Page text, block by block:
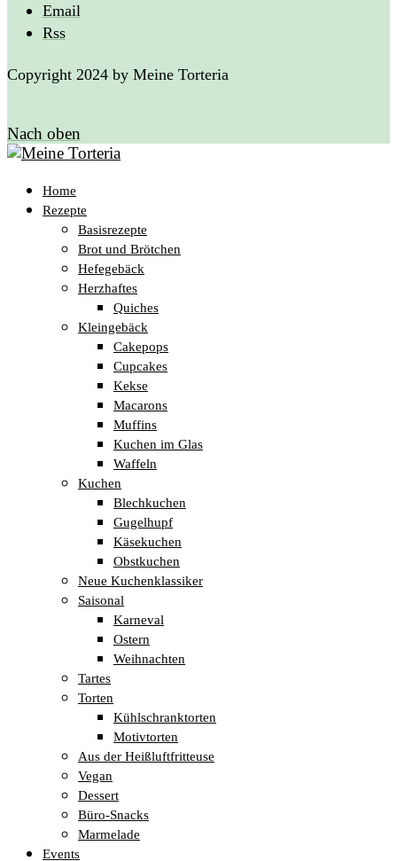
Email
Rss
Copyright 2024 by Meine Torteria
Nach oben
Home
Rezepte
Basisrezepte
Brot und Brötchen
Hefegebäck
Herzhaftes
Quiches
Kleingebäck
Cakepops
Cupcakes
Kekse
Macarons
Muffins
Kuchen im Glas
Waffeln
Kuchen
Blechkuchen
Gugelhupf
Käsekuchen
Obstkuchen
Neue Kuchenklassiker
Saisonal
Karneval
Ostern
Weihnachten
Tartes
Torten
Kühlschranktorten
Motivtorten
Aus der Heißluftfritteuse
Vegan
Dessert
Büro-Snacks
Marmelade
Events